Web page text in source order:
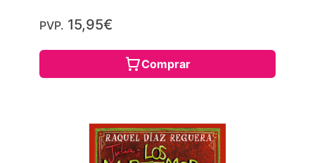
PVP. 15,95€
Comprar